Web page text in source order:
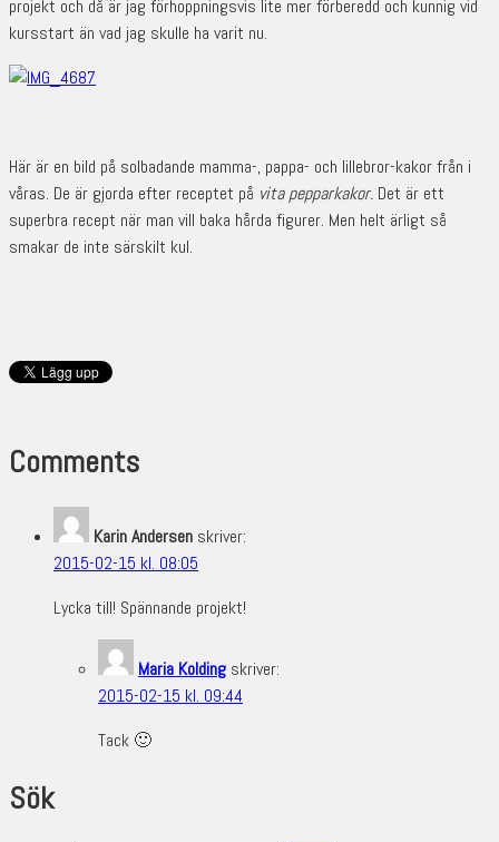
projekt och då är jag förhoppningsvis lite mer förberedd och kunnig vid
kursstart än vad jag skulle ha varit nu.
Här är en bild på solbadande mamma-, pappa- och lillebror-kakor från i
våras. De är gjorda efter receptet på vita pepparkakor. Det är ett
superbra recept när man vill baka hårda figurer. Men helt ärligt så
smakar de inte särskilt kul.
Comments
Karin Andersen skriver:
2015-02-15 kl. 08:05
Lycka till! Spännande projekt!
Maria Kolding skriver:
2015-02-15 kl. 09:44
Tack 🙂
Sök